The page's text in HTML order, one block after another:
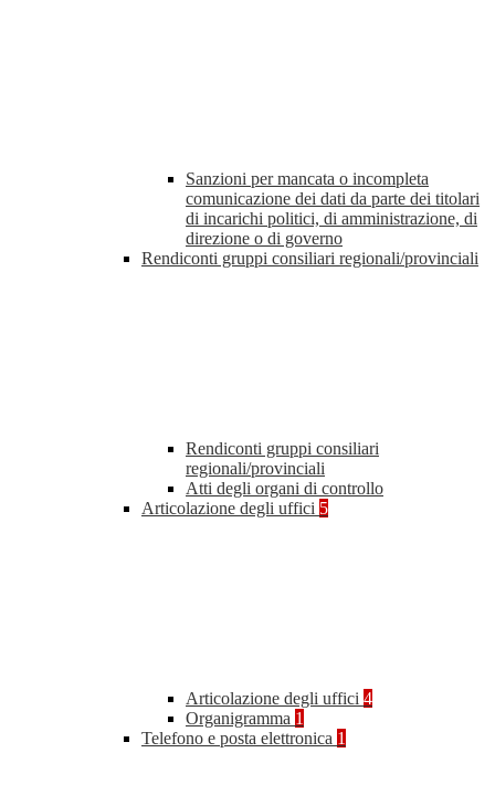
Sanzioni per mancata o incompleta
comunicazione dei dati da parte dei titolari
di incarichi politici, di amministrazione, di
direzione o di governo
Rendiconti gruppi consiliari regionali/provinciali
Rendiconti gruppi consiliari
regionali/provinciali
Atti degli organi di controllo
Articolazione degli uffici 5
Articolazione degli uffici 4
Organigramma 1
Telefono e posta elettronica 1